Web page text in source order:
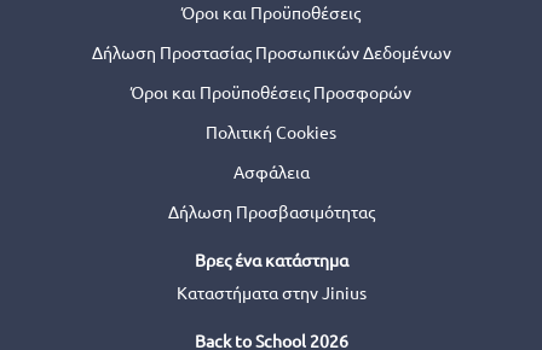
Όροι και Προϋποθέσεις
Δήλωση Προστασίας Προσωπικών Δεδομένων
Όροι και Προϋποθέσεις Προσφορών
Πολιτική Cookies
Ασφάλεια
Δήλωση Προσβασιμότητας
Βρες ένα κατάστημα
Καταστήματα στην Jinius
Back to School 2026